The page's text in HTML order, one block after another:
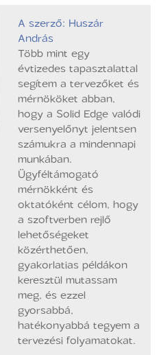
A szerző: Huszár
András
Több mint egy
évtizedes tapasztalattal
segítem a tervezőket és
mérnököket abban,
hogy a Solid Edge valódi
versenyelőnyt jelentsen
számukra a mindennapi
munkában.
Ügyféltámogató
mérnökként és
oktatóként célom, hogy
a szoftverben rejlő
lehetőségeket
közérthetően,
gyakorlatias példákon
keresztül mutassam
meg, és ezzel
gyorsabbá,
hatékonyabbá tegyem a
tervezési folyamatokat.